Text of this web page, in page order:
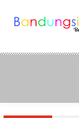
content
Bandung Side